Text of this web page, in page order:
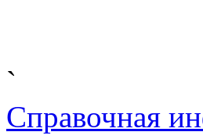
`
Справочная